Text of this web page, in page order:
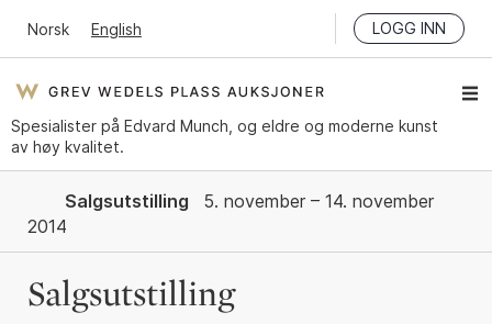
Norsk English LOGG INN
Spesialister på Edvard Munch, og eldre og moderne kunst
av høy kvalitet.
Salgsutstilling
5. november – 14. november
2014
Salgsutstilling